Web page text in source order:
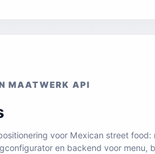
MAATWERK API
voor Mexican street food:
en backend voor menu,